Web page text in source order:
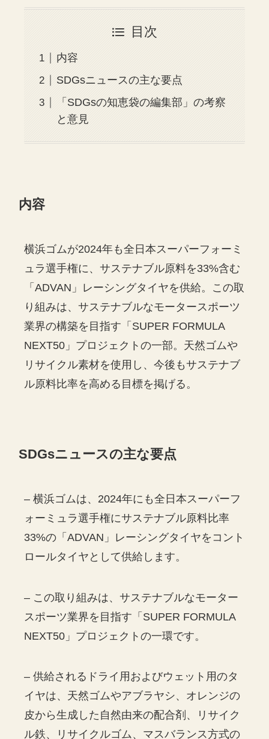
目次
内容
SDGsニュースの主な要点
「SDGsの知恵袋の編集部」の考察
と意見
内容
横浜ゴムが2024年も全日本スーパーフォーミ
ュラ選手権に、サステナブル原料を33%含む
「ADVAN」レーシングタイヤを供給。この取
り組みは、サステナブルなモータースポーツ
業界の構築を目指す「SUPER FORMULA
NEXT50」プロジェクトの一部。天然ゴムや
リサイクル素材を使用し、今後もサステナブ
ル原料比率を高める目標を掲げる。
SDGsニュースの主な要点
– 横浜ゴムは、2024年にも全日本スーパーフ
ォーミュラ選手権にサステナブル原料比率
33%の「ADVAN」レーシングタイヤをコント
ロールタイヤとして供給します。
– この取り組みは、サステナブルなモーター
スポーツ業界を目指す「SUPER FORMULA
NEXT50」プロジェクトの一環です。
– 供給されるドライ用およびウェット用のタ
イヤは、天然ゴムやアブラヤシ、オレンジの
皮から生成した自然由来の配合剤、リサイク
ル鉄、リサイクルゴム、マスバランス方式の